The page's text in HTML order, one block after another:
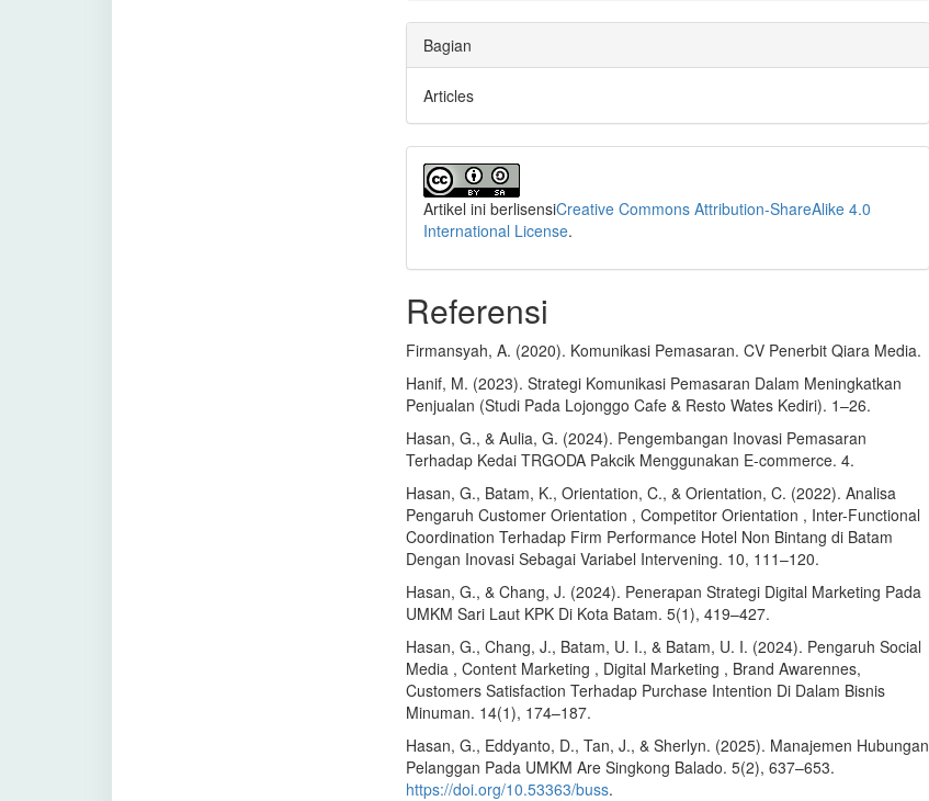
Bagian
Articles
Artikel ini berlisensiCreative Commons Attribution-ShareAlike 4.0
International License.
Referensi
Firmansyah, A. (2020). Komunikasi Pemasaran. CV Penerbit Qiara Media.
Hanif, M. (2023). Strategi Komunikasi Pemasaran Dalam Meningkatkan
Penjualan (Studi Pada Lojonggo Cafe & Resto Wates Kediri). 1–26.
Hasan, G., & Aulia, G. (2024). Pengembangan Inovasi Pemasaran
Terhadap Kedai TRGODA Pakcik Menggunakan E-commerce. 4.
Hasan, G., Batam, K., Orientation, C., & Orientation, C. (2022). Analisa
Pengaruh Customer Orientation , Competitor Orientation , Inter-Functional
Coordination Terhadap Firm Performance Hotel Non Bintang di Batam
Dengan Inovasi Sebagai Variabel Intervening. 10, 111–120.
Hasan, G., & Chang, J. (2024). Penerapan Strategi Digital Marketing Pada
UMKM Sari Laut KPK Di Kota Batam. 5(1), 419–427.
Hasan, G., Chang, J., Batam, U. I., & Batam, U. I. (2024). Pengaruh Social
Media , Content Marketing , Digital Marketing , Brand Awarennes,
Customers Satisfaction Terhadap Purchase Intention Di Dalam Bisnis
Minuman. 14(1), 174–187.
Hasan, G., Eddyanto, D., Tan, J., & Sherlyn. (2025). Manajemen Hubungan
Pelanggan Pada UMKM Are Singkong Balado. 5(2), 637–653.
https://doi.org/10.53363/buss.